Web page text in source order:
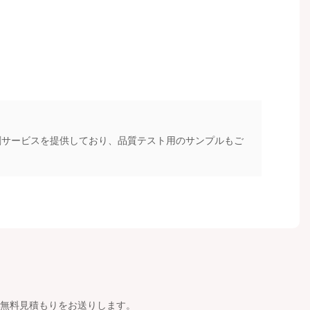
ービスを提供しており、品質テスト用のサンプルもご
料見積もりをお送りします。